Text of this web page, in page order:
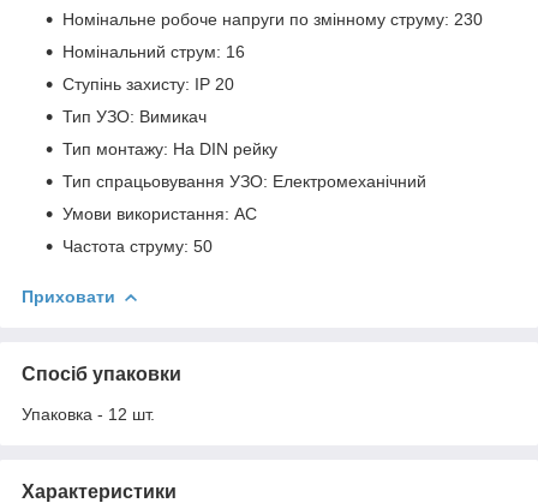
Номінальне робоче напруги по змінному струму: 230
Номінальний струм: 16
Ступінь захисту: IP 20
Тип УЗО: Вимикач
Тип монтажу: На DIN рейку
Тип спрацьовування УЗО: Електромеханічний
Умови використання: АС
Частота струму: 50
Приховати
Спосіб упаковки
Упаковка - 12 шт.
Характеристики